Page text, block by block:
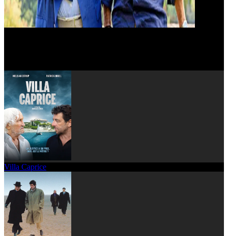
Villa Caprice